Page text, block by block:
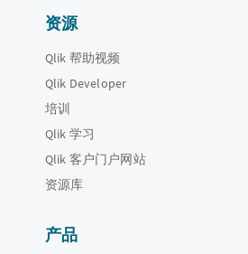
资源
Qlik 帮助视频
Qlik Developer
培训
Qlik 学习
Qlik 客户门户网站
资源库
产品